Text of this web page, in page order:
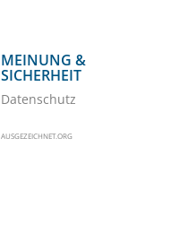
MEINUNG &
SICHERHEIT
Datenschutz
AUSGEZEICHNET.ORG